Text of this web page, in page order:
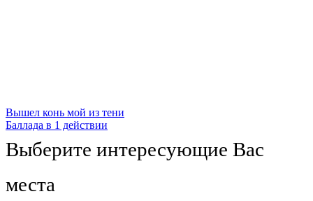
Вышел конь мой из тени
Баллада в 1 действии
Выберите интересующие Вас
места